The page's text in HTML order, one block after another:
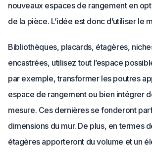
nouveaux espaces de rangement en
de la pièce. L’idée est donc d’utiliser le
Bibliothèques, placards, étagères,
encastrées, utilisez tout l’espace
par exemple, transformer les poutres
espace de rangement ou bien intégrer
mesure. Ces dernières se fonderont
dimensions du mur. De plus, en termes
étagères apporteront du volume et un